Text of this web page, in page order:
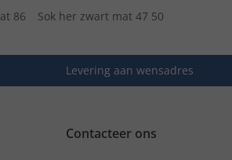
86 Sok her zwart mat 47 50
Levering aan wensadres
Contacteer ons